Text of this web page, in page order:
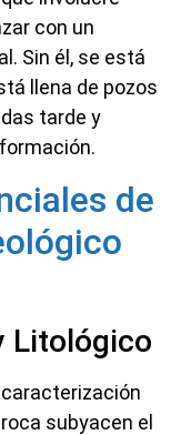
con un
Sin él, se está
llena de pozos
tarde y
de
Litológico
subyacen el